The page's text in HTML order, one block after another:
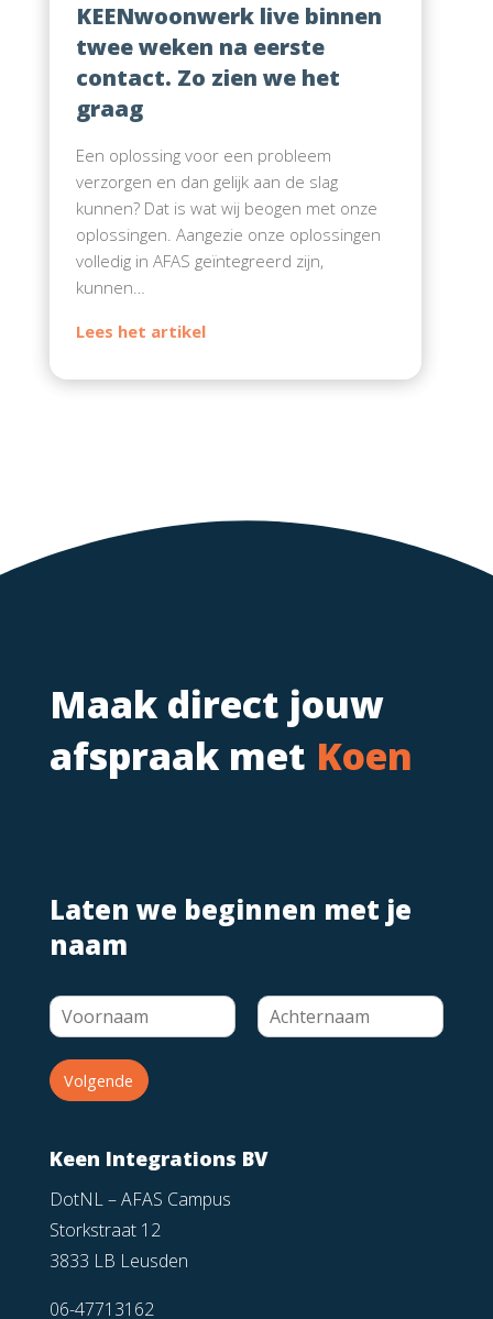
KEENwoonwerk live binnen
twee weken na eerste
contact. Zo zien we het
graag
Een oplossing voor een probleem
verzorgen en dan gelijk aan de slag
kunnen? Dat is wat wij beogen met onze
oplossingen. Aangezie onze oplossingen
volledig in AFAS geïntegreerd zijn,
kunnen…
Maak direct jouw
afspraak met Koen
Laten we beginnen met je
naam
Volgende
Keen Integrations BV
DotNL – AFAS Campus
Storkstraat 12
3833 LB Leusden
06-47713162